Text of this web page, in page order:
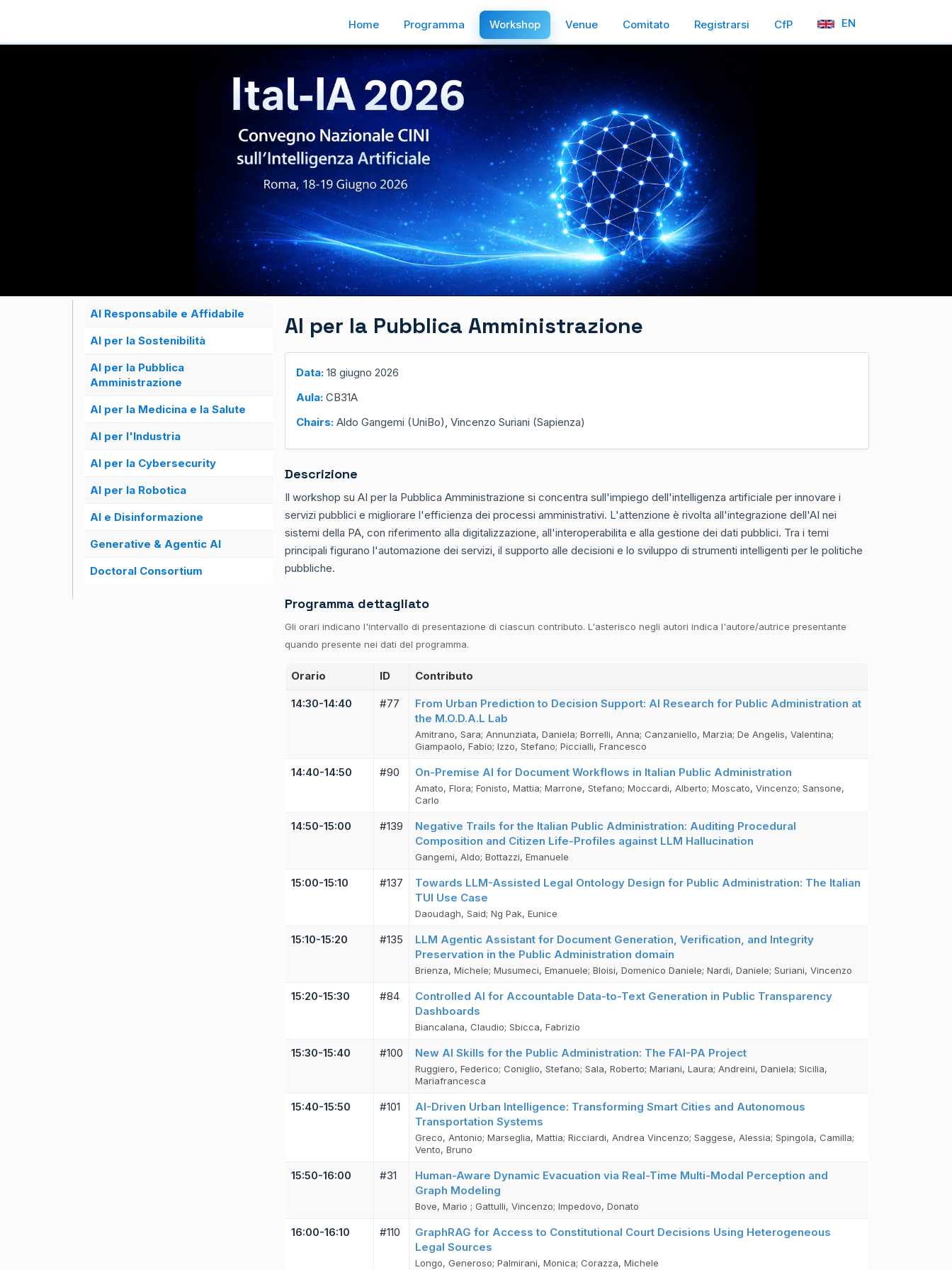
Home Programma Workshop Venue Comitato Registrarsi CfP EN
AI per la Pubblica Amministrazione
Data: 18 giugno 2026
Aula: CB31A
Chairs: Aldo Gangemi (UniBo), Vincenzo Suriani (Sapienza)
Descrizione
Il workshop su AI per la Pubblica Amministrazione si concentra sull'impiego dell'intelligenza artificiale per innovare i
servizi pubblici e migliorare l'efficienza dei processi amministrativi. L'attenzione è rivolta all'integrazione dell'AI nei
sistemi della PA, con riferimento alla digitalizzazione, all'interoperabilita e alla gestione dei dati pubblici. Tra i temi
principali figurano l'automazione dei servizi, il supporto alle decisioni e lo sviluppo di strumenti intelligenti per le politiche
pubbliche.
Programma dettagliato
Gli orari indicano l'intervallo di presentazione di ciascun contributo. L'asterisco negli autori indica l'autore/autrice presentante
quando presente nei dati del programma.
Orario ID Contributo
14:30-14:40 #77
From Urban Prediction to Decision Support: AI Research for Public Administration at
the M.O.D.A.L Lab
Amitrano, Sara; Annunziata, Daniela; Borrelli, Anna; Canzaniello, Marzia; De Angelis, Valentina;
Giampaolo, Fabio; Izzo, Stefano; Piccialli, Francesco
14:40-14:50 #90 On-Premise AI for Document Workflows in Italian Public Administration
Amato, Flora; Fonisto, Mattia; Marrone, Stefano; Moccardi, Alberto; Moscato, Vincenzo; Sansone,
Carlo
14:50-15:00 #139
Negative Trails for the Italian Public Administration: Auditing Procedural
Composition and Citizen Life-Profiles against LLM Hallucination
Gangemi, Aldo; Bottazzi, Emanuele
15:00-15:10 #137
Towards LLM-Assisted Legal Ontology Design for Public Administration: The Italian
TUI Use Case
Daoudagh, Said; Ng Pak, Eunice
15:10-15:20 #135
LLM Agentic Assistant for Document Generation, Verification, and Integrity
Preservation in the Public Administration domain
Brienza, Michele; Musumeci, Emanuele; Bloisi, Domenico Daniele; Nardi, Daniele; Suriani, Vincenzo
15:20-15:30 #84
Controlled AI for Accountable Data-to-Text Generation in Public Transparency
Dashboards
Biancalana, Claudio; Sbicca, Fabrizio
15:30-15:40 #100 New AI Skills for the Public Administration: The FAI-PA Project
Ruggiero, Federico; Coniglio, Stefano; Sala, Roberto; Mariani, Laura; Andreini, Daniela; Sicilia,
Mariafrancesca
15:40-15:50 #101
AI-Driven Urban Intelligence: Transforming Smart Cities and Autonomous
Transportation Systems
Greco, Antonio; Marseglia, Mattia; Ricciardi, Andrea Vincenzo; Saggese, Alessia; Spingola, Camilla;
Vento, Bruno
15:50-16:00 #31
Human-Aware Dynamic Evacuation via Real-Time Multi-Modal Perception and
Graph Modeling
Bove, Mario ; Gattulli, Vincenzo; Impedovo, Donato
16:00-16:10 #110
GraphRAG for Access to Constitutional Court Decisions Using Heterogeneous
Legal Sources
Longo, Generoso; Palmirani, Monica; Corazza, Michele
AI Responsabile e Affidabile
AI per la Sostenibilità
AI per la Pubblica
Amministrazione
AI per la Medicina e la Salute
AI per l'Industria
AI per la Cybersecurity
AI per la Robotica
AI e Disinformazione
Generative & Agentic AI
Doctoral Consortium